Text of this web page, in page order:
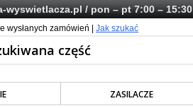
wyswietlacza.pl/ pon – pt 7:00 – 15:30
wysłanych zamówień | Jak szukać
ZASILACZE